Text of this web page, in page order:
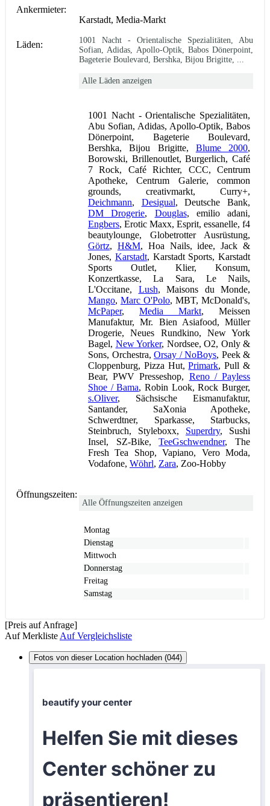
Ankermieter:
Karstadt, Media-Markt
Läden:
1001 Nacht - Orientalische Spezialitäten, Abu
Sofian, Adidas, Apollo-Optik, Babos Dönerpoint,
Bageterie Boulevard, Bershka, Bijou Brigitte, ...
Alle Läden anzeigen
1001 Nacht - Orientalische Spezialitäten,
Abu Sofian, Adidas, Apollo-Optik, Babos
Dönerpoint, Bageterie Boulevard,
Bershka, Bijou Brigitte, Blume 2000,
Borowski, Brillenoutlet, Burgerlich, Café
7 Rock, Café Richter, CCC, Centrum
Apotheke, Centrum Galerie, common
grounds, creativmarkt, Curry+,
Deichmann, Desigual, Deutsche Bank,
DM Drogerie, Douglas, emilio adani,
Engbers, Erotic Maxx, Esprit, essanelle, f4
beautylounge, Globetrotter Ausrüstung,
Görtz, H&M, Hoa Nails, idee, Jack &
Jones, Karstadt, Karstadt Sports, Karstadt
Sports Outlet, Klier, Konsum,
Konzertkasse, La Sara, Le Nails,
L'Occitane, Lush, Maisons du Monde,
Mango, Marc O'Polo, MBT, McDonald's,
McPaper, Media Markt, Meissen
Manufaktur, Mr. Bien Asiafood, Müller
Drogerie, Neues Rundkino, New York
Bagel, New Yorker, Nordsee, O2, Only &
Sons, Orchestra, Orsay / NoBoys, Peek &
Cloppenburg, Pizza Hut,Primark, Pull &
Bear, PWV Presseshop, Reno / Payless
Shoe / Bama, Robin Look, Rock Burger,
s.Oliver, Sächsische Eismanufaktur,
Santander, SaXonia Apotheke,
Schwerdtner, Sparkasse, Starbucks,
Steinbruch, Styleboxx, Superdry, Sushi
Insel, SZ-Bike,TeeGschwendner, The
Fresh Tea Shop, Vapiano, Vero Moda,
Vodafone, Wöhrl, Zara, Zoo-Hobby
Öffnungszeiten:
Alle Öffnungszeiten anzeigen
Montag
Dienstag
Mittwoch
Donnerstag
Freitag
Samstag
[Preis auf Anfrage]
Auf Merkliste Auf Vergleichsliste
Fotos von dieser Location hochladen (044)